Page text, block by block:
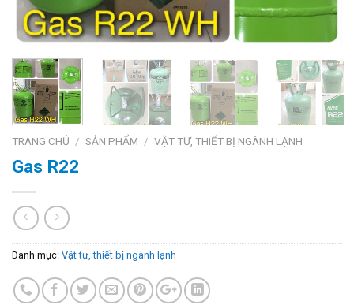
TRANG CHỦ / SẢN PHẨM / VẬT TƯ, THIẾT BỊ NGÀNH LẠNH
Gas R22
Danh mục: Vật tư, thiết bị ngành lạnh